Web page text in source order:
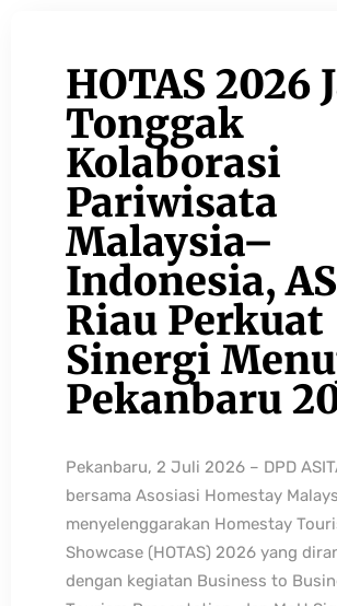
HOTAS 2026
Tonggak
Kolaborasi
Pariwisata
Malaysia–
Indonesia,
Riau Perkuat
Sinergi
Pekanbaru
Pekanbaru, 2 Juli 2026 – DPD
bersama Asosiasi Homestay
menyelenggarakan Homestay
Showcase (HOTAS) 2026 yang
dengan kegiatan Business to